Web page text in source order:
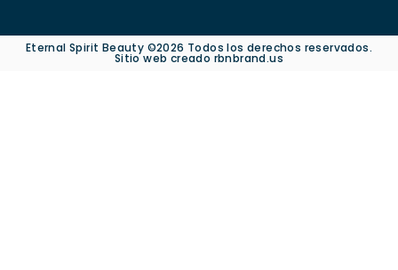
Eternal Spirit Beauty ©2026 Todos los derechos reservados.
Sitio web creado rbnbrand.us